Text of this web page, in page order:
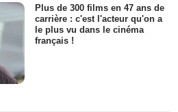
Plus de 300 films en 47 ans de
carrière : c'est l'acteur qu'on a
le plus vu dans le cinéma
français !